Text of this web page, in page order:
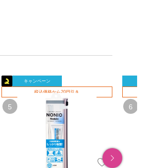
キャンペーン
税込価格から20円引き